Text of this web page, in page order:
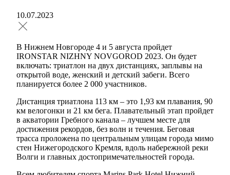
10.07.2023
В Нижнем Новгороде 4 и 5 августа пройдет
IRONSTAR NIZHNY NOVGOROD 2023. Он будет
включать: триатлон на двух дистанциях, заплывы на
открытой воде, женский и детский забеги. Всего
планируется более 2 000 участников.
Дистанция триатлона 113 км – это 1,93 км плавания, 90
км велогонки и 21 км бега. Плавательный этап пройдет
в акватории Гребного канала – лучшем месте для
достижения рекордов, без волн и течения. Беговая
трасса проложена по центральным улицам города мимо
стен Нижегородского Кремля, вдоль набережной реки
Волги и главных достопримечательностей города.